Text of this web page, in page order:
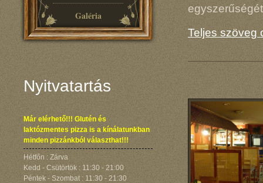
Galéria
Nyitvatartás
Már elérhető!!! Glutén és
laktózmentes pizza is a kínálatunkban
minden pizzánkból választhat!!!
Hétfőn : Zárva
Kedd - Csütörtök : 11:30 - 21:00
Péntek - Szombat : 11:30 - 21:30
Teljes szöveg